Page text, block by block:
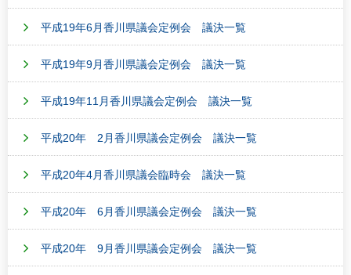
平成19年6月香川県議会定例会 議決一覧
平成19年9月香川県議会定例会 議決一覧
平成19年11月香川県議会定例会 議決一覧
平成20年 2月香川県議会定例会 議決一覧
平成20年4月香川県議会臨時会 議決一覧
平成20年 6月香川県議会定例会 議決一覧
平成20年 9月香川県議会定例会 議決一覧